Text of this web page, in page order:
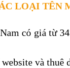
LOẠI TÊN
có giá từ
và thuê